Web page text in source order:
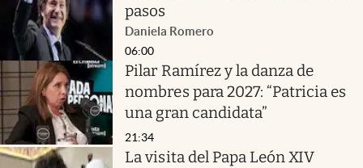
pasos
Daniela Romero
06:00
Pilar Ramírez y la danza de
nombres para 2027: “Patricia es
una gran candidata”
21:34
La visita del Papa León XIV